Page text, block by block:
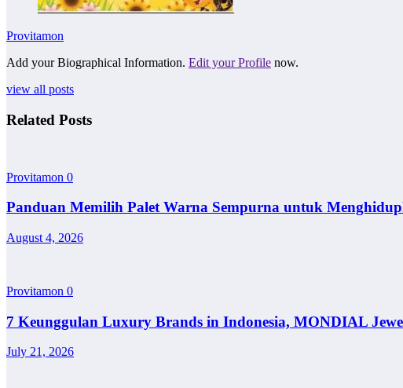
Provitamon
Add your Biographical Information. Edit your Profile now.
view all posts
Related Posts
Provitamon 0
Panduan Memilih Palet Warna Sempurna untuk
August 4, 2026
Provitamon 0
7 Keunggulan Luxury Brands in Indonesia, MONDIAL
July 21, 2026